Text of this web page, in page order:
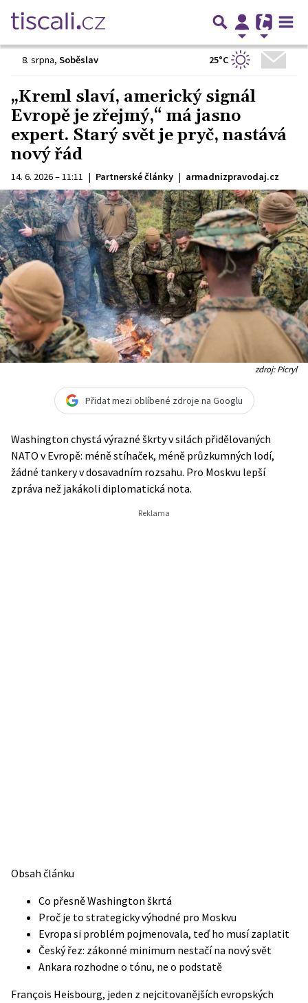
8. srpna, Soběslav 25°C
„Kreml slaví, americký signál
Evropě je zřejmý,“ má jasno
expert. Starý svět je pryč, nastává
nový řád
14. 6. 2026 – 11:11 | Partnerské články | armadnizpravodaj.cz
zdroj: Picryl
Přidat mezi oblíbené zdroje na Googlu
Washington chystá výrazné škrty v silách přidělovaných
NATO v Evropě: méně stíhaček, méně průzkumných lodí,
žádné tankery v dosavadním rozsahu. Pro Moskvu lepší
zpráva než jakákoli diplomatická nota.
Obsah článku
Co přesně Washington škrtá
Proč je to strategicky výhodné pro Moskvu
Evropa si problém pojmenovala, teď ho musí zaplatit
Český řez: zákonné minimum nestačí na nový svět
Ankara rozhodne o tónu, ne o podstatě
François Heisbourg, jeden z nejcitovanějších evropských